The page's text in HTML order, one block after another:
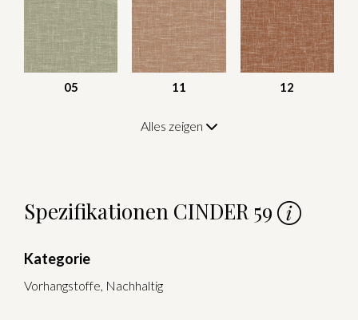
05 11 12
Alles zeigen
Spezifikationen CINDER 59
Kategorie
Vorhangstoffe, Nachhaltig